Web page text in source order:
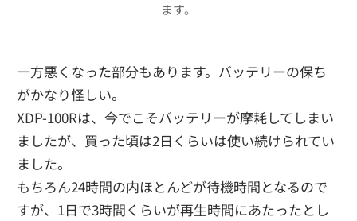
ます。
一方悪くなった部分もあります。バッテリーの保ち
がかなり怪しい。
XDP-100Rは、今でこそバッテリーが摩耗してしまい
ましたが、買った頃は2日くらいは使い続けられてい
ました。
もちろん24時間の内ほとんどが待機時間となるので
すが、1日で3時間くらいが再生時間にあたったとし